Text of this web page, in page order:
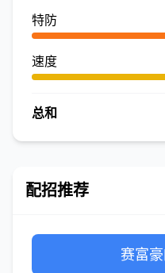
特防
速度
总和
配招推荐
赛富